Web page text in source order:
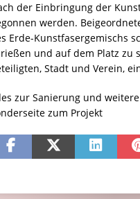
der Einbringung der
werden.
Erde-Kunstfasergemischs
und auf dem Platz zu
Stadt und Verein,
zur Sanierung und
zum Projekt